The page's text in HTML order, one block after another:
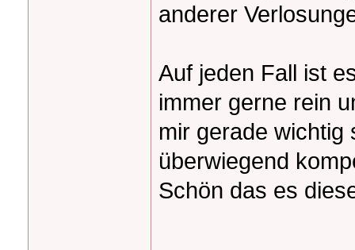
anderer
Auf jeden Fall ist
immer gerne rein
mir gerade wichtig
überwiegend
Schön das es